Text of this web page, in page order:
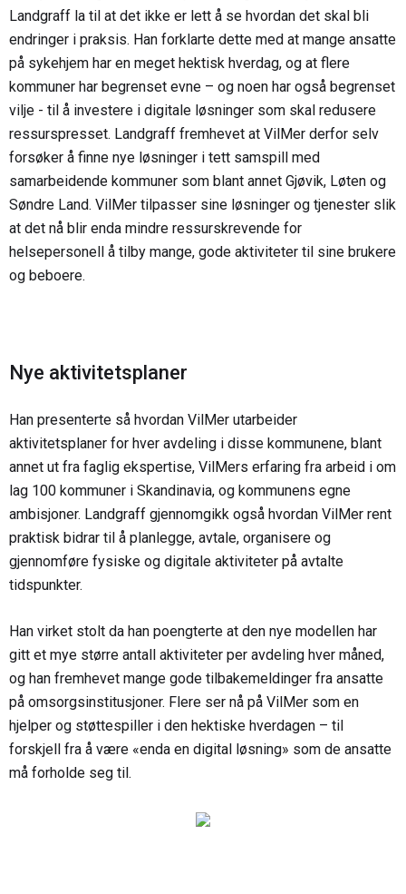
Landgraff la til at det ikke er lett å se hvordan det skal bli
endringer i praksis. Han forklarte dette med at mange ansatte
på sykehjem har en meget hektisk hverdag, og at flere
kommuner har begrenset evne – og noen har også begrenset
vilje - til å investere i digitale løsninger som skal redusere
ressurspresset. Landgraff fremhevet at VilMer derfor selv
forsøker å finne nye løsninger i tett samspill med
samarbeidende kommuner som blant annet Gjøvik, Løten og
Søndre Land. VilMer tilpasser sine løsninger og tjenester slik
at det nå blir enda mindre ressurskrevende for
helsepersonell å tilby mange, gode aktiviteter til sine brukere
og beboere.
Nye aktivitetsplaner
Han presenterte så hvordan VilMer utarbeider
aktivitetsplaner for hver avdeling i disse kommunene, blant
annet ut fra faglig ekspertise, VilMers erfaring fra arbeid i om
lag 100 kommuner i Skandinavia, og kommunens egne
ambisjoner. Landgraff gjennomgikk også hvordan VilMer rent
praktisk bidrar til å planlegge, avtale, organisere og
gjennomføre fysiske og digitale aktiviteter på avtalte
tidspunkter.
Han virket stolt da han poengterte at den nye modellen har
gitt et mye større antall aktiviteter per avdeling hver måned,
og han fremhevet mange gode tilbakemeldinger fra ansatte
på omsorgsinstitusjoner. Flere ser nå på VilMer som en
hjelper og støttespiller i den hektiske hverdagen – til
forskjell fra å være «enda en digital løsning» som de ansatte
må forholde seg til.